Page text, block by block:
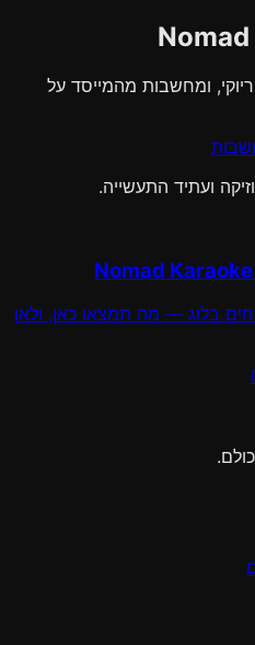
ומחשבות מהמייסד על
ועתיד התעשייה.
בלוג — מה תמצאו כאן, ולאן